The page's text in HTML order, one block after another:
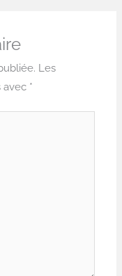
Les
avec *